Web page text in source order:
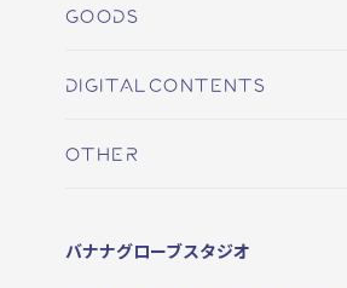
GOODS
DIGITALCONTENTS
OTHER
バナナグローブスタジオ